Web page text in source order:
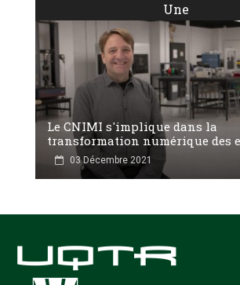
Une
Le CNIMI s'implique dans la
transformation numérique des
03 Décembre 2021